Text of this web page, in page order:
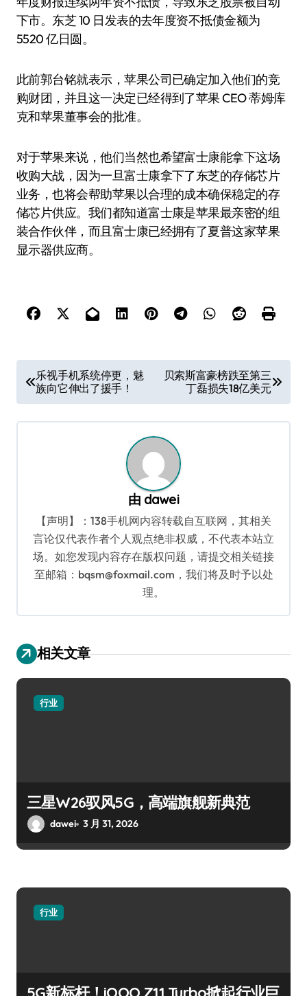
下市。东芝 10 日发表的去年度资不抵债金额为
5520 亿日圆。
此前郭台铭就表示，苹果公司已确定加入他们的竞
购财团，并且这一决定已经得到了苹果 CEO 蒂姆·库
克和苹果董事会的批准。
对于苹果来说，他们当然也希望富士康能拿下这场
收购大战，因为一旦富士康拿下了东芝的存储芯片
业务，也将会帮助苹果以合理的成本确保稳定的存
储芯片供应。我们都知道富士康是苹果最亲密的组
装合作伙伴，而且富士康已经拥有了夏普这家苹果
显示器供应商。
章
导
乐视手机系统停更，魅
族向它伸出了援手！
贝索斯富豪榜跌至第三
丁磊损失18亿美元
由 dawei
【声明】：138手机网内容转载自互联网，其相关
言论仅代表作者个人观点绝非权威，不代表本站立
场。如您发现内容存在版权问题，请提交相关链接
至邮箱：bqsm@foxmail.com，我们将及时予以处
理。
相关文章
行业
三星W26驭风5G，高端旗舰新典范
dawei 3 月 31, 2026
行业